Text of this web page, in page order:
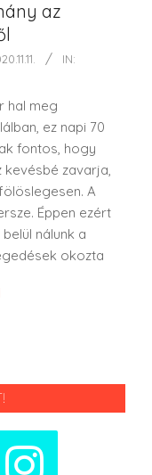
az
IN:
hal meg
ez napi 70
fontos, hogy
kevésbé zavarja,
A
Éppen ezért
nálunk a
okozta